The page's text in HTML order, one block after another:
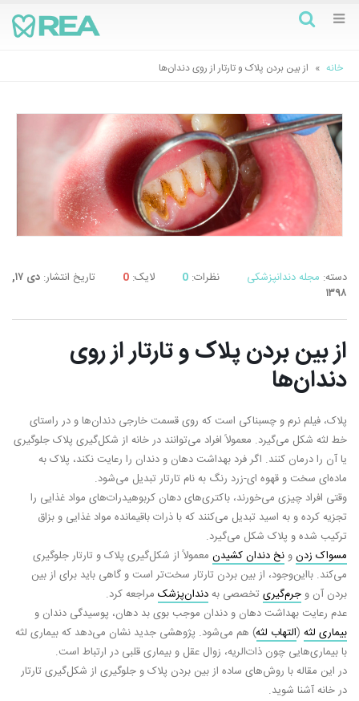
خانه » از بین بردن پلاک و تارتار از روی دندان‌ها
دسته: مجله دندانپزشکی نظرات: 0 لایک: 0 تاریخ انتشار:
دی ۱۷,
۱۳۹۸
از بین بردن پلاک و تارتار از روی
دندان‌ها
پلاک، فیلم نرم و چسبناکی است که روی قسمت خارجی دندان‌ها و در راستای
خط لثه شکل می‌گیرد. معمولاً افراد می‌توانند در خانه از شکل‌گیری پلاک جلوگیری
یا آن را درمان کنند. اگر فرد بهداشت دهان و دندان را رعایت نکند، پلاک به
ماده‌ای سخت و قهوه ای-زرد رنگ به نام تارتار تبدیل می‌شود.
وقتی افراد چیزی می‌خورند، باکتری‌های دهان کربوهیدرات‌های مواد غذایی را
تجزیه کرده و به اسید تبدیل می‌کنند که با ذرات باقیمانده مواد غذایی و بزاق
ترکیب شده و پلاک شکل می‌گیرد.
مسواک زدنو نخ دندان کشیدن معمولاً از شکل‌گیری پلاک و تارتار جلوگیری
می‌کند. بااین‌وجود، از بین بردن تارتار سخت‌تر است و گاهی باید برای از بین
بردن آن و جرم‌گیری تخصصی بهدندان‌پزشک مراجعه کرد.
عدم رعایت بهداشت دهان و دندان موجب بوی بد دهان، پوسیدگی دندان و
بیماری لثه (التهاب لثه) هم می‌شود. پژوهشی جدید نشان می‌دهد که بیماری لثه
با بیماری‌هایی چون ذات‌الریه، زوال عقل و بیماری قلبی در ارتباط است.
در این مقاله با روش‌های ساده از بین بردن پلاک و جلوگیری از شکل‌گیری تارتار
در خانه آشنا شوید.